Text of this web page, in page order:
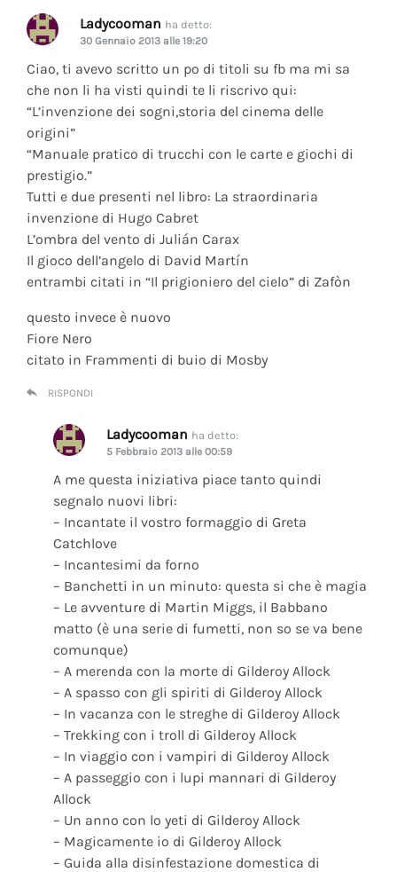
Ladycooman ha detto:
30 Gennaio 2013 alle 19:20
Ciao, ti avevo scritto un po di titoli su fb ma mi sa
che non li ha visti quindi te li riscrivo qui:
“L’invenzione dei sogni,storia del cinema delle
origini”
“Manuale pratico di trucchi con le carte e giochi di
prestigio.”
Tutti e due presenti nel libro: La straordinaria
invenzione di Hugo Cabret
L’ombra del vento di Julián Carax
Il gioco dell’angelo di David Martín
entrambi citati in “Il prigioniero del cielo” di Zafòn
questo invece è nuovo
Fiore Nero
citato in Frammenti di buio di Mosby
RISPONDI
Ladycooman ha detto:
5 Febbraio 2013 alle 00:59
A me questa iniziativa piace tanto quindi
segnalo nuovi libri:
– Incantate il vostro formaggio di Greta
Catchlove
– Incantesimi da forno
– Banchetti in un minuto: questa si che è magia
– Le avventure di Martin Miggs, il Babbano
matto (è una serie di fumetti, non so se va bene
comunque)
– A merenda con la morte di Gilderoy Allock
– A spasso con gli spiriti di Gilderoy Allock
– In vacanza con le streghe di Gilderoy Allock
– Trekking con i troll di Gilderoy Allock
– In viaggio con i vampiri di Gilderoy Allock
– A passeggio con i lupi mannari di Gilderoy
Allock
– Un anno con lo yeti di Gilderoy Allock
– Magicamente io di Gilderoy Allock
– Guida alla disinfestazione domestica di